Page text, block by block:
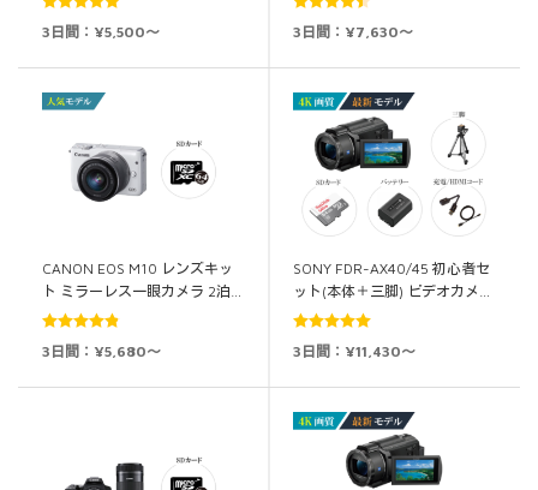
5段階中
3日間：¥5,500～
5段階中
3日間：¥7,630～
CANON EOS M10 レンズキッ
ト ミラーレス一眼カメラ 2泊…
5段階中
3日間：¥5,680～
SONY FDR-AX40/45 初心者セ
ット(本体＋三脚) ビデオカメ…
5段階中
3日間：¥11,430～